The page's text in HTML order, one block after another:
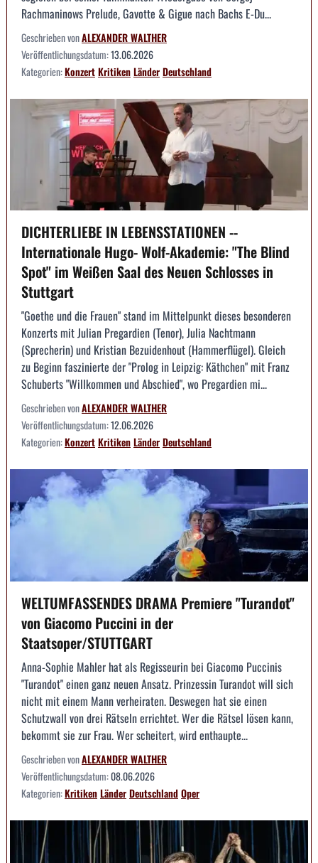
Rachmaninows Prelude, Gavotte & Gigue nach Bachs E-Du...
Geschrieben vonALEXANDER WALTHER
Veröffentlichungsdatum:13.06.2026
Kategorien:KonzertKritikenLänderDeutschland
DICHTERLIEBE IN LEBENSSTATIONEN --
Internationale Hugo- Wolf-Akademie: "The Blind
Spot" im Weißen Saal des Neuen Schlosses in
Stuttgart
"Goethe und die Frauen" stand im Mittelpunkt dieses besonderen
Konzerts mit Julian Pregardien (Tenor), Julia Nachtmann
(Sprecherin) und Kristian Bezuidenhout (Hammerflügel). Gleich
zu Beginn faszinierte der "Prolog in Leipzig: Käthchen" mit Franz
Schuberts "Willkommen und Abschied", wo Pregardien mi...
Geschrieben vonALEXANDER WALTHER
Veröffentlichungsdatum:12.06.2026
Kategorien:KonzertKritikenLänderDeutschland
WELTUMFASSENDES DRAMA Premiere "Turandot"
von Giacomo Puccini in der
Staatsoper/STUTTGART
Anna-Sophie Mahler hat als Regisseurin bei Giacomo Puccinis
"Turandot" einen ganz neuen Ansatz. Prinzessin Turandot will sich
nicht mit einem Mann verheiraten. Deswegen hat sie einen
Schutzwall von drei Rätseln errichtet. Wer die Rätsel lösen kann,
bekommt sie zur Frau. Wer scheitert, wird enthaupte...
Geschrieben vonALEXANDER WALTHER
Veröffentlichungsdatum:08.06.2026
Kategorien:KritikenLänderDeutschlandOper